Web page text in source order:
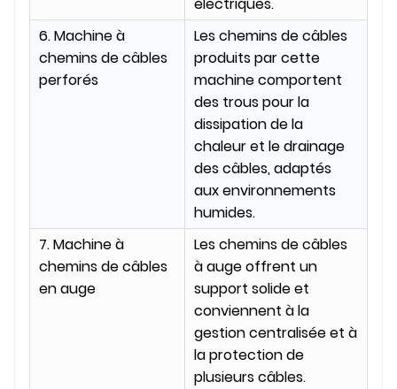
électriques.
6. Machine à
chemins de câbles
perforés
Les chemins de câbles
produits par cette
machine comportent
des trous pour la
dissipation de la
chaleur et le drainage
des câbles, adaptés
aux environnements
humides.
7. Machine à
chemins de câbles
en auge
Les chemins de câbles
à auge offrent un
support solide et
conviennent à la
gestion centralisée et à
la protection de
plusieurs câbles.